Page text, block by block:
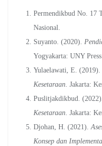
Permendikbud No. 17
Nasional.
Suyanto. (2020).
Yogyakarta: UNY
Yulaelawati, E. (2019).
Kesetaraan. Jakarta:
Puslitjakdikbud.
Kesetaraan. Jakarta:
Djohan, H. (2021).
Konsep dan